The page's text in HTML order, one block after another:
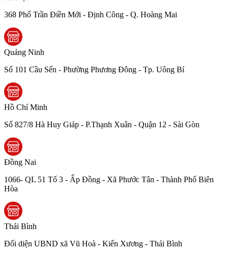
368 Phố Trần Điền Mới - Định Công - Q. Hoàng Mai
Quảng Ninh
Số 101 Cầu Sến - Phường Phương Đông - Tp. Uông Bí
Hồ Chí Minh
Số 827/8 Hà Huy Giáp - P.Thạnh Xuân - Quận 12 - Sài Gòn
Đồng Nai
1066- QL 51 Tổ 3 - Ấp Đồng - Xã Phước Tân - Thành Phố Biên
Hòa
Thái Bình
Đối diện UBND xã Vũ Hoà - Kiến Xương - Thái Bình